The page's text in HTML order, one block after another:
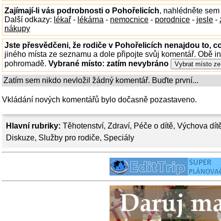
Hlavní rubriky: Těhotenství, Zdraví, Péče o dítě, Výchova
Diskuze, Služby pro rodiče, Speciály
Zajímají-li vás podrobnosti o Pohořelicích, nahlédněte
Další odkazy: lékař - lékárna - nemocnice - porodnice - jesle -
nákupy
Jste přesvědčeni, že rodiče v Pohořelicích nenajdou to,
jiného místa ze seznamu a dole připojte svůj komentář. Obě
pohromadě. Vybrané místo: zatím nevybráno
Zatím sem nikdo nevložil žádný komentář. Buďte první...
Vkládání nových komentářů bylo dočasně pozastaveno.